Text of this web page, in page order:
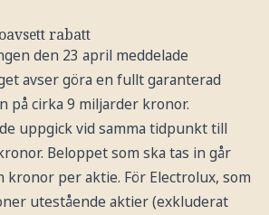
rabatt
den 23 april meddelade
avser göra en fullt garanterad
på cirka 9 miljarder kronor.
uppgick vid samma tidpunkt till
Beloppet som ska tas in går
kronor per aktie. För Electrolux, som
utestående aktier (exkluderat